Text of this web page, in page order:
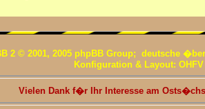
2 © 2001, 2005 phpBB Group; deutsche
Konfiguration & Layout:
Vielen Dank f�r Ihr Interesse am